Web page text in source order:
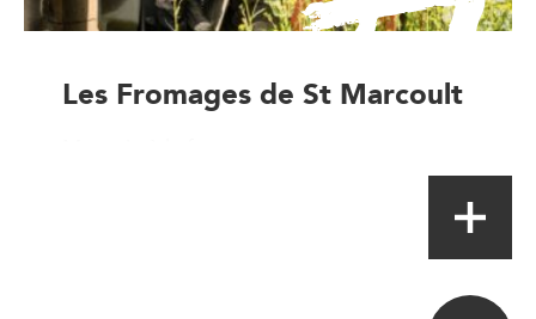
Les Fromages de St Marcoult